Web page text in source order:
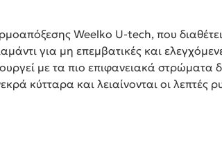
Weelko U-tech, που
για μη επεμβατικές και
με τα πιο επιφανειακά στρώματα
κύτταρα και λειαίνονται οι λεπτές